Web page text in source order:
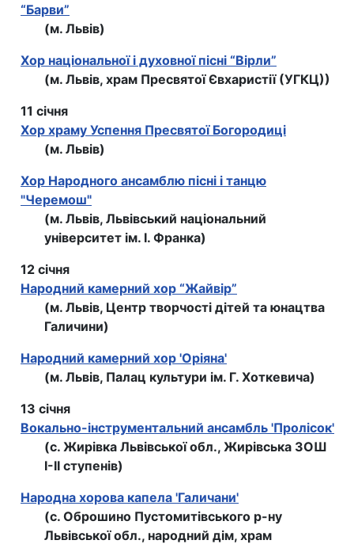
“Барви”
(м. Львів)
Хор національної і духовної пісні “Вірли”
(м. Львів, храм Пресвятої Євхаристії (УГКЦ))
11 січня
Хор храму Успення Пресвятої Богородиці
(м. Львів)
Хор Народного ансамблю пiснi i танцю
"Черемош"
(м. Львів, Львівський національний
університет ім. І. Франка)
12 січня
Народний камерний хор “Жайвір”
(м. Львів, Центр творчості дітей та юнацтва
Галичини)
Народний камерний хор 'Оріяна'
(м. Львів, Палац культури ім. Г. Хоткевича)
13 січня
Вокально-інструментальний ансамбль 'Пролісок'
(с. Жирівка Львівської обл., Жирiвська ЗОШ
І-ІІ ступенiв)
Народна хорова капела 'Галичани'
(с. Оброшино Пустомитівського р-ну
Львівської обл., народний дім, храм